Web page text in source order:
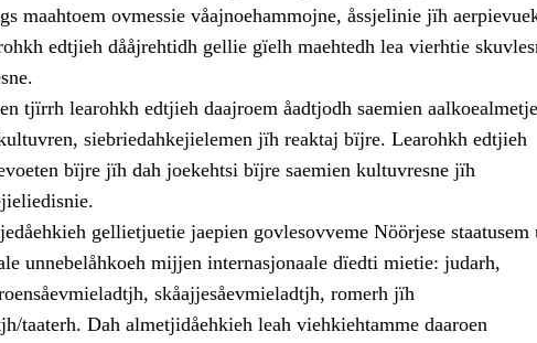
maahtoem ovmessie våajnoehammojne, åssjelinie jïh
edtjieh dååjrehtidh gellie gïelh maehtedh lea vierhtie
tjïrrh learohkh edtjieh daajroem åadtjodh saemien
siebriedahkejielemen jïh reaktaj bïjre. Learohkh edtjieh
bïjre jïh dah joekehtsi bïjre saemien kultuvresne jïh
gellietjuetie jaepien govlesovveme Nöörjese staatusem
unnebelåhkoeh mijjen internasjonaale dïedti mietie: judarh,
skåajjesåevmieladtjh, romerh jïh
taaterh. Dah almetjidåehkieh leah viehkiehtamme daaroen